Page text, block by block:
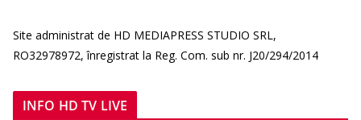
Site administrat de HD MEDIAPRESS STUDIO SRL,
RO32978972, înregistrat la Reg. Com. sub nr. J20/294/2014
INFO HD TV LIVE